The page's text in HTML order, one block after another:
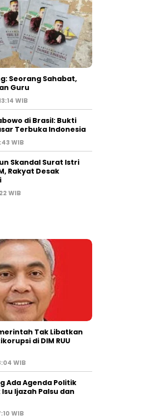
Seorang Sahabat,
Guru
WIB
di Brasil: Bukti
Terbuka Indonesia
WIB
Skandal Surat Istri
Rakyat Desak
WIB
Tak Libatkan
di DIM RUU
WIB
Ada Agenda Politik
Ijazah Palsu dan
WIB